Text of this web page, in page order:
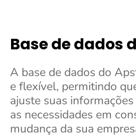
Base de dados
A base de dados do
e flexível, permitindo
ajuste suas
as necessidades em
mudança da sua